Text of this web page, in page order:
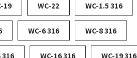
19 WC-22 WC-1.5 316
WC-6 316 WC-8 316
316 WC-16 316 WC-19 316